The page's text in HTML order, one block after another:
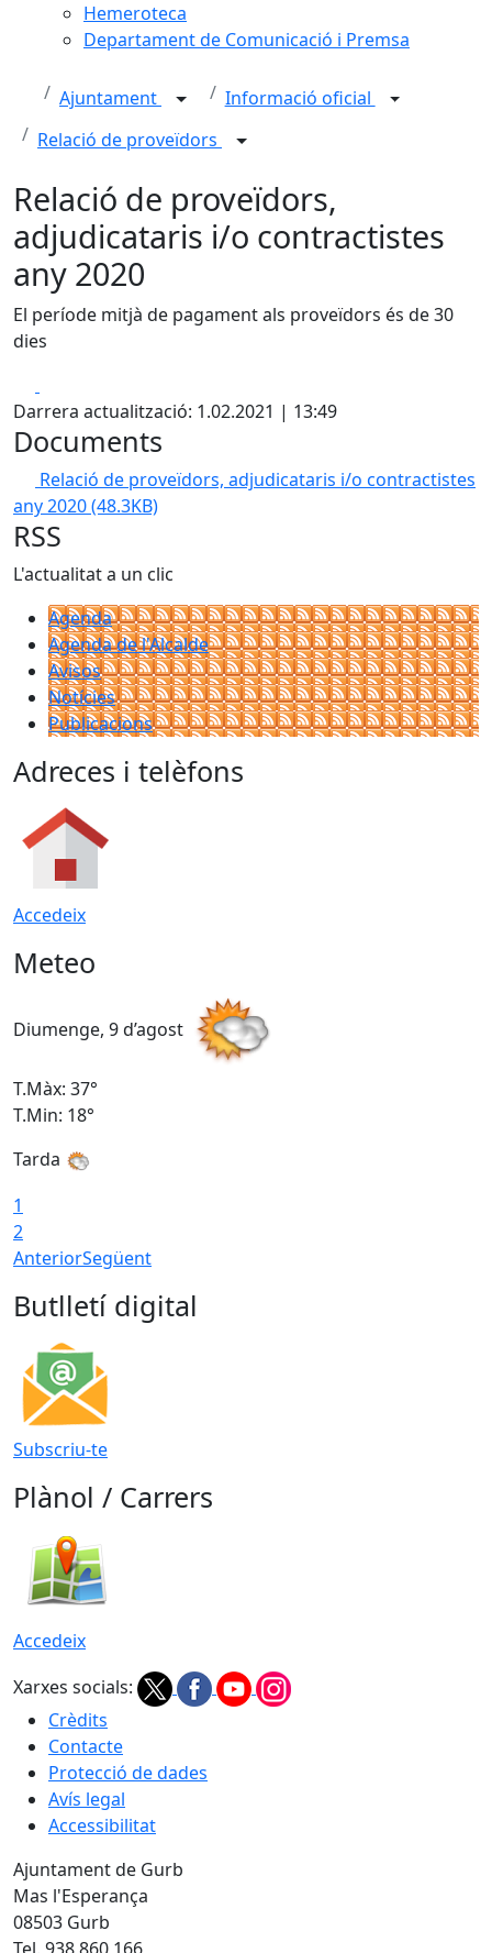
Hemeroteca
Departament de Comunicació i Premsa
Ajuntament
Informació oficial
Relació de proveïdors
Relació de proveïdors,
adjudicataris i/o contractistes
any 2020
El període mitjà de pagament als proveïdors és de 30
dies
Darrera actualització: 1.02.2021 | 13:49
Documents
Relació de proveïdors, adjudicataris i/o contractistes
any 2020(48.3KB)
RSS
L'actualitat a un clic
Agenda
Agenda de l'Alcalde
Avisos
Notícies
Publicacions
Adreces i telèfons
Accedeix
Meteo
Diumenge, 9 d’agost
T.Màx: 37°
T.Min: 18°
Tarda
1
2
AnteriorSegüent
Butlletí digital
Subscriu-te
Plànol / Carrers
Accedeix
Xarxes socials:
Crèdits
Contacte
Protecció de dades
Avís legal
Accessibilitat
Ajuntament de Gurb
Mas l'Esperança
08503 Gurb